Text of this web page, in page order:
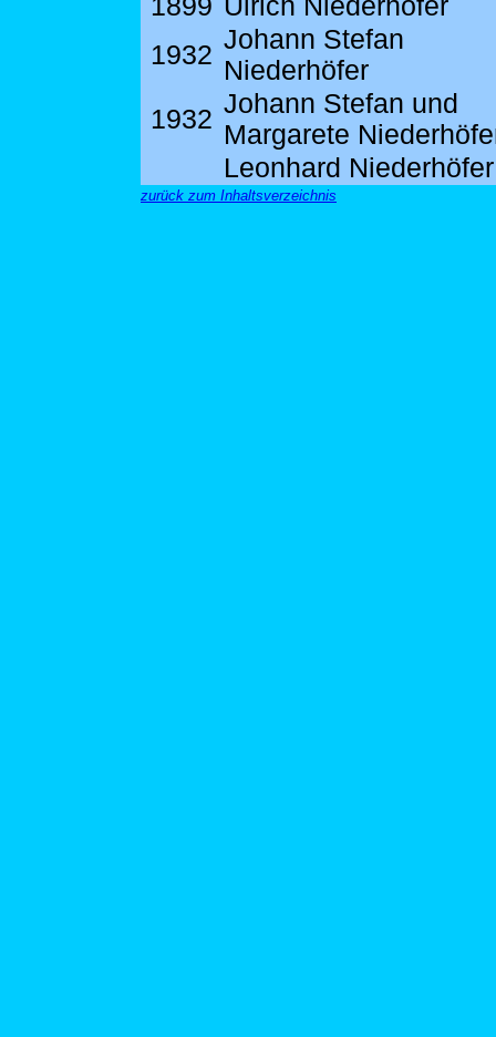
1899 Ulrich Niederhöfer
1932
Johann Stefan
Niederhöfer
1932
Johann Stefan und
Margarete
Leonhard Niederhöfer
zurück zum Inhaltsverzeichnis